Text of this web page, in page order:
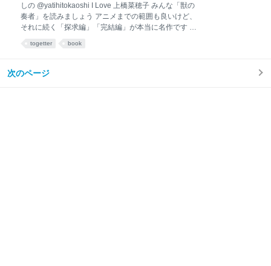
しの @yatihitokaoshi I Love 上橋菜穂子 みんな「獣の
奏者」を読みましょう アニメまでの範囲も良いけど、
それに続く「探求編」「完結編」が本当に名作です と
は、アニメ版の主題歌である「雫」をぜひ聞いてくだ
22:39:07 しの @yatihitokaoshi 獣の奏者は良いですよ
togetter book
次のページ